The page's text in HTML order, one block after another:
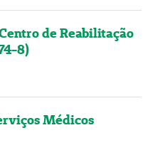
de Reabilitação
8)
Médicos